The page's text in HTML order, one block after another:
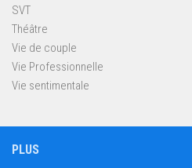
SVT
Théâtre
Vie de couple
Vie Professionnelle
Vie sentimentale
PLUS